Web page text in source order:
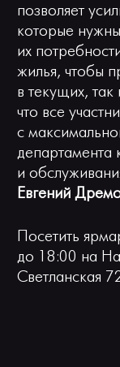
позволяет
которые
их
жилья, чтобы
в текущих,
что все
с
департамента
и
Евгений
Посетить
до 18:00 на
Светланская